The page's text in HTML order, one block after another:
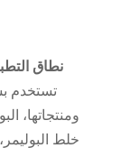
XK-610
XK-660
نطاق
تستخدم
ومنتجاتها،
خلط